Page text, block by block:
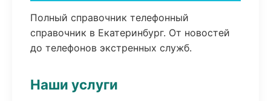
Полный справочник телефонный
справочник в Екатеринбург. От новостей
до телефонов экстренных служб.
Наши услуги